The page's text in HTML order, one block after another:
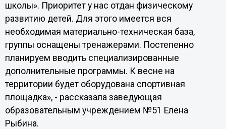
школы». Приоритет у нас отдан физическому
развитию детей. Для этого имеется вся
необходимая материально-техническая база,
группы оснащены тренажерами. Постепенно
планируем вводить специализированные
дополнительные программы. К весне на
территории будет оборудована спортивная
площадка», - рассказала заведующая
образовательным учреждением №51 Елена
Рыбина.